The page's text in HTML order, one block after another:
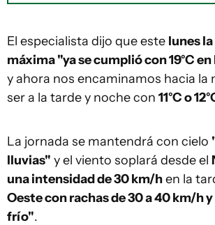
El especialista dijo que este lunes
máxima "ya se cumplió con 19°C
y ahora nos encaminamos hacia la
ser a la tarde y noche con 11°C o
La jornada se mantendrá con cielo
lluvias" y el viento soplará desde el
una intensidad de 30 km/hen la
Oeste con rachas de 30 a 40 km/h
frío".